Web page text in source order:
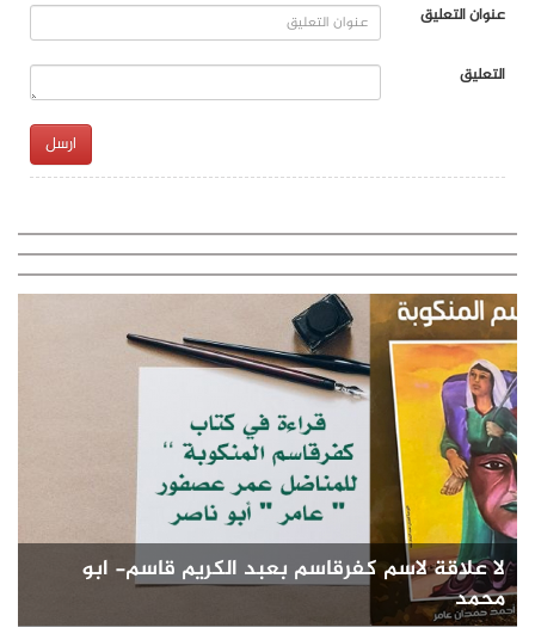
عنوان التعليق
التعليق
ارسل
لا علاقة لاسم كفرقاسم بعبد الكريم قاسم- ابو
محمد